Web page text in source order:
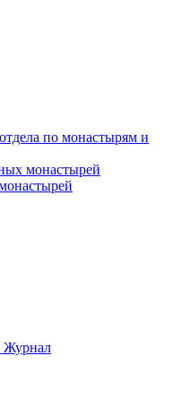
по монастырям и
монастырей
Журнал